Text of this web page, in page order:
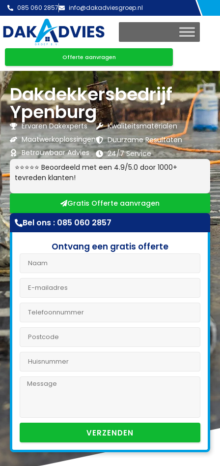
085 060 2857 info@dakadviesgroep.nl
Offerte aanvragen
Dakdekkersbedrijf
Ypenburg
Ervaren Dakexperts
Maatwerkoplossingen
Betrouwbaar Advies
Kwaliteitsmaterialen
Duurzame Resultaten
24/7 Service
⭐⭐⭐⭐⭐ Beoordeeld met een 4.9/5.0 door 1000+
tevreden klanten!
Gratis Offerte aanvragen
Bel ons : 085 060 2857
Ontvang een gratis offerte
VERZENDEN